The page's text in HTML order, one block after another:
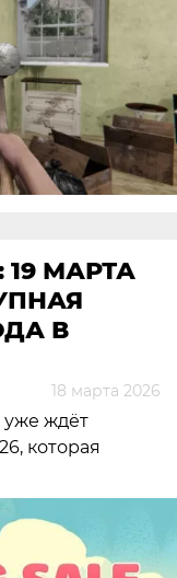
МАРТА
В
18 марта 2026
уже ждёт
которая